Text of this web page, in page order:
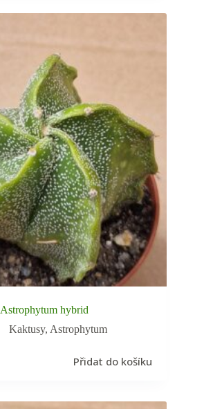
Astrophytum hybrid
Kaktusy, Astrophytum
Přidat do košíku